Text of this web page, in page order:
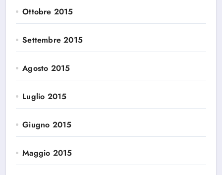
Ottobre 2015
Settembre 2015
Agosto 2015
Luglio 2015
Giugno 2015
Maggio 2015